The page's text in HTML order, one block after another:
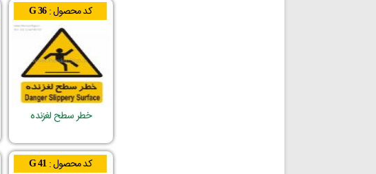
کد محصول :G 36
خطر سطح لغزنده
کد محصول :G 41